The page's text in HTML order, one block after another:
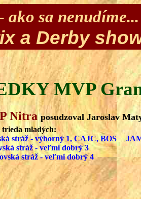
ako sa nenudíme...
a Derby
MVP
Nitraposudzoval Jaroslav
trieda mladých:
stráž - výborný 1, CAJC, BOS
stráž - veľmi dobrý 3
stráž - veľmi dobrý 4